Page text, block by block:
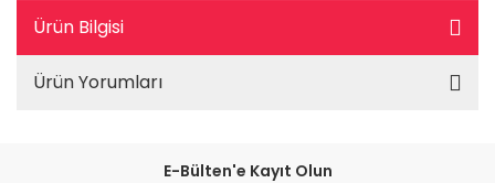
Ürün Bilgisi
Ürün Yorumları
E-Bülten'e Kayıt Olun